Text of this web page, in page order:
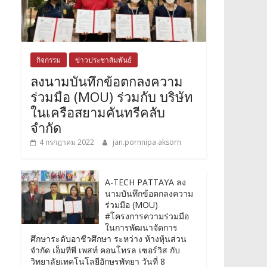
กิจกรรม ข่าวประชาสัมพันธ์
ลงนามบันทึกข้อตกลงความ
ร่วมมือ (MOU) ร่วมกับ บริษัท
ในเครือสยามคันทรีคลับ
จำกัด
4 กรกฎาคม 2022 jan.pornnipa aksorn
A-TECH PATTAYA ลง
นามบันทึกข้อตกลงความ
ร่วมมือ (MOU)
#โครงการความร่วมมือ
ในการพัฒนาจัดการ
ศึกษาระดับอาชีวศึกษา ระหว่าง ห้างหุ้นส่วน
จำกัด เอ็มทีพี เพสท์ คอนโทรล เซอร์วิส กับ
วิทยาลัยเทคโนโลยีอักษรพัทยา วันที่ 8